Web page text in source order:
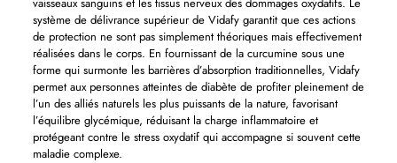
système de délivrance supérieur de Vidafy garantit que ces actions
de protection ne sont pas simplement théoriques mais effectivement
réalisées dans le corps. En fournissant de la curcumine sous une
forme qui surmonte les barrières d’absorption traditionnelles, Vidafy
permet aux personnes atteintes de diabète de profiter pleinement de
l’un des alliés naturels les plus puissants de la nature, favorisant
l’équilibre glycémique, réduisant la charge inflammatoire et
protégeant contre le stress oxydatif qui accompagne si souvent cette
maladie complexe.